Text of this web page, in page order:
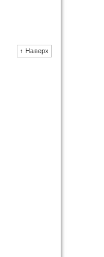
↑ Наверх